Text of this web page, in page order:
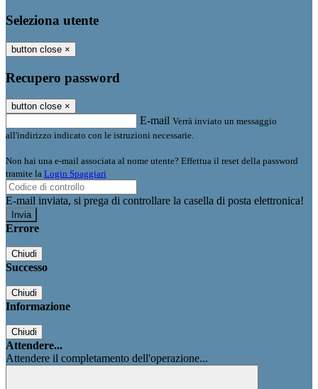
Seleziona utente
button close ×
Recupero password
button close ×
E-mail Verrà inviato un messaggio
all'indirizzo indicato con le istruzioni necessarie.
Non hai una e-mail associata al nome utente? Effettua il reset della password
tramite la Login Spaggiari
E-mail inviata, si prega di controllare la casella di posta elettronica!
Errore
Chiudi
Successo
Chiudi
Informazione
Chiudi
Attendere...
Attendere il completamento dell'operazione...